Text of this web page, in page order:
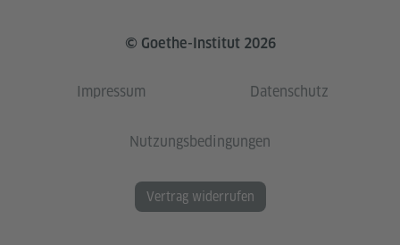
© Goethe-Institut 2026
Impressum Datenschutz
Nutzungsbedingungen
Vertrag widerrufen